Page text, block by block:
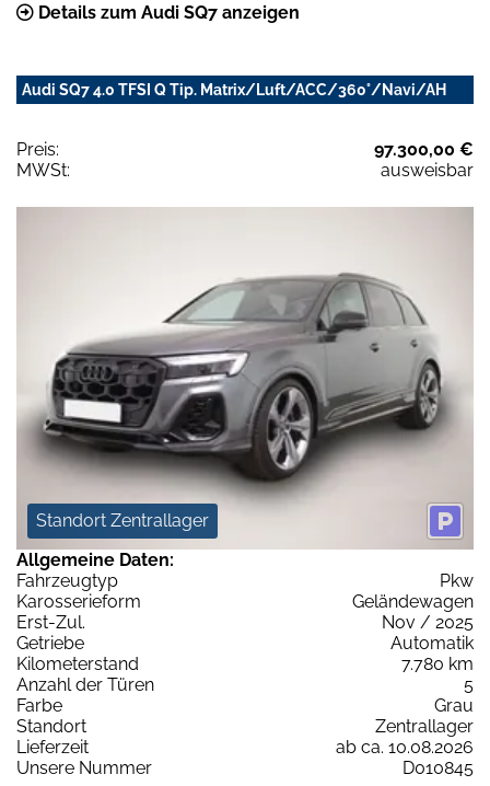
Details zum Audi SQ7 anzeigen
Audi SQ7 4.0 TFSI Q Tip. Matrix/Luft/ACC/360°/Navi/AH
Preis:
97.300,00 €
MWSt:
ausweisbar
Standort Zentrallager
Allgemeine Daten:
Fahrzeugtyp
Pkw
Karosserieform
Geländewagen
Erst-Zul.
Nov / 2025
Getriebe
Automatik
Kilometerstand
7.780 km
Anzahl der Türen
5
Farbe
Grau
Standort
Zentrallager
Lieferzeit
ab ca. 10.08.2026
Unsere Nummer
D010845